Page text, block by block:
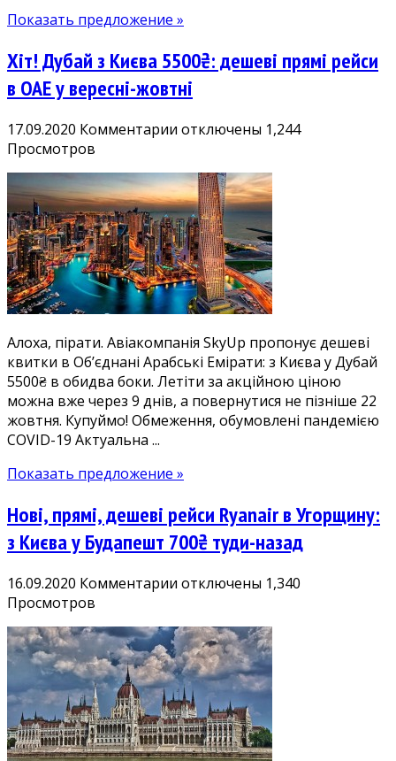
в
боки
Показать предложение »
Хіт! Дубай з Києва 5500₴: дешеві прямі рейси
в ОАЕ у вересні-жовтні
17.09.2020 Комментарии к
Дубай
з
Києва
5500₴:
дешеві
прямі
рейси
ОАЕ
у
вересні-
жовтні
отключены 1,244
Просмотров
Алоха, пірати. Авіакомпанія SkyUp пропонує дешеві
квитки в Об’єднані Арабські Емірати: з Києва у Дубай
5500₴ в обидва боки. Летіти за акційною ціною
можна вже через 9 днів, а повернутися не пізніше 22
жовтня. Купуймо! Обмеження, обумовлені пандемією
COVID-19 Актуальна ...
Показать предложение »
Нові, прямі, дешеві рейси Ryanair в Угорщину:
з Києва у Будапешт 700₴ туди-назад
16.09.2020 Комментарии к
прямі,
дешеві
рейси
Ryanair
в
Угорщину:
отключены 1,340
Просмотров